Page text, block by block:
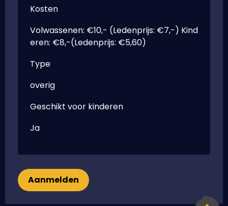
Kosten
Volwassenen: €10,- (Ledenprijs: €7,-) Kind
eren: €8,-(Ledenprijs: €5,60)
Type
overig
Geschikt voor kinderen
Ja
Aanmelden